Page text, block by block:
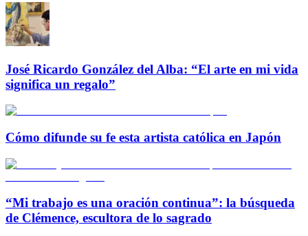
José Ricardo González del Alba: “El arte en mi vida
significa un regalo”
Cómo difunde su fe esta artista católica en Japón
“Mi trabajo es una oración continua”: la búsqueda
de Clémence, escultora de lo sagrado